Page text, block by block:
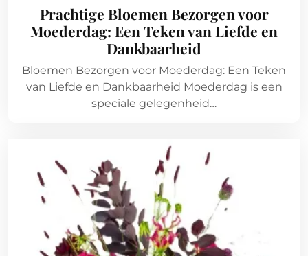
Prachtige Bloemen Bezorgen voor
Moederdag: Een Teken van Liefde en
Dankbaarheid
Bloemen Bezorgen voor Moederdag: Een Teken
van Liefde en Dankbaarheid Moederdag is een
speciale gelegenheid…